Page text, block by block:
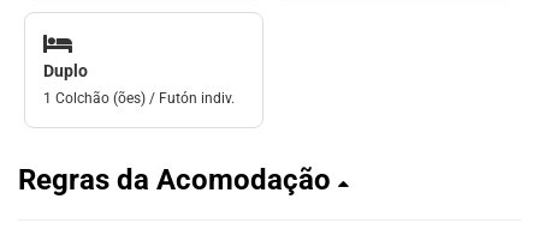
Duplo
1 Colchão (ões) / Futón indiv.
Regras da Acomodação